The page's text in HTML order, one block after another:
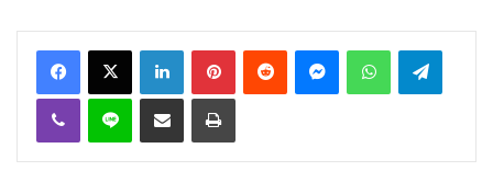
FacebookX Linkedin PinterestReddit MessengerWhatsAppTelegram
Viber Ligne Partager par email Imprimer